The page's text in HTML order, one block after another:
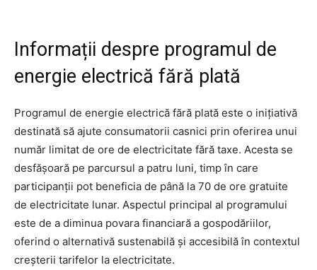
Informații despre programul de
energie electrică fără plată
Programul de energie electrică fără plată este o inițiativă
destinată să ajute consumatorii casnici prin oferirea unui
număr limitat de ore de electricitate fără taxe. Acesta se
desfășoară pe parcursul a patru luni, timp în care
participanții pot beneficia de până la 70 de ore gratuite
de electricitate lunar. Aspectul principal al programului
este de a diminua povara financiară a gospodăriilor,
oferind o alternativă sustenabilă și accesibilă în contextul
creșterii tarifelor la electricitate.